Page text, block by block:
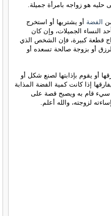
هو زواجه بامرأة جميلة.
الفضة أو يشتريها أو استخرج
النساء الجميلات، وإن كان
قطعة كبيرة، فإن الشخص الذي
أو بزوجة صالحة تسعده أو
أو يقوم بإذابتها لصنع شكل أو
إذا كانت كمية الفضة المذابة
سيء قام به ويصبح قصة على
لزوجته، والله أعلم.